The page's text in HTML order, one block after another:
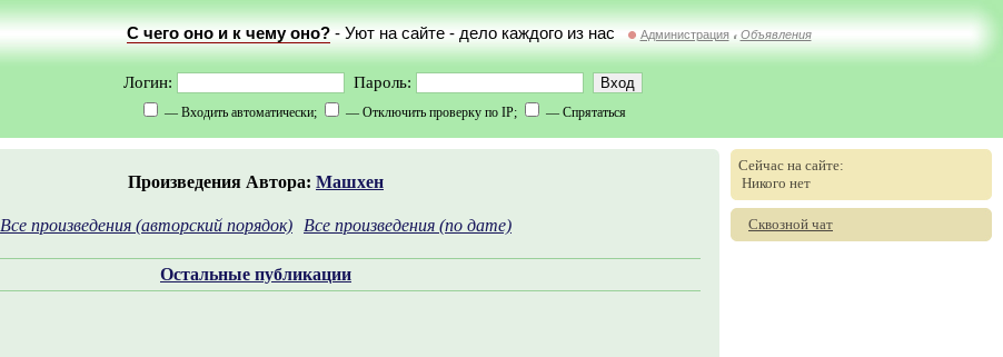
С чего оно и к чему оно?- Уют на сайте - дело каждого из нас Администрация // Объявления
Логин: Пароль:
— Входить автоматически; — Отключить проверку по IP; — Спрятаться
Произведения Автора: Машхен
Все произведения (авторский порядок) Все произведения (по дате)
Остальные публикации
Сейчас на сайте:
Никого нет
Сквозной чат